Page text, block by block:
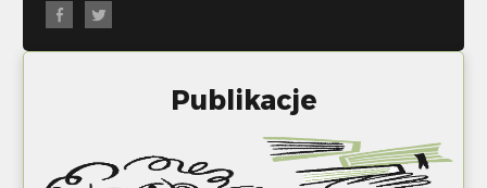
Publikacje